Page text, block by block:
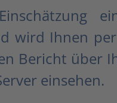
wird Ihnen
Bericht über
einsehen.